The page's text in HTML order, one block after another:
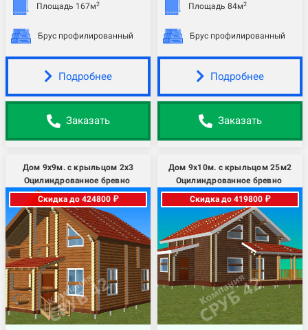
Площадь 167м2
Брус профилированный
Подробнее
Заказать
Площадь 84м2
Брус профилированный
Подробнее
Заказать
Дом 9х9м. с крыльцом 2х3
Оцилиндрованное бревно
Скидка до 424800 ₽
Дом 9х10м. с крыльцом 25м2
Оцилиндрованное бревно
Скидка до 419800 ₽